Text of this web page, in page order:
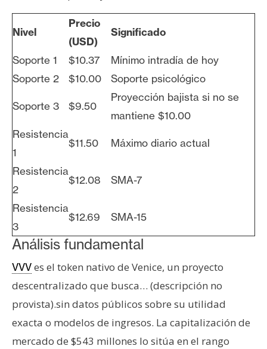
Nivel
Precio
(USD)
Significado
Soporte 1 $10.37
Mínimo intradía de hoy
Soporte 2
$10.00 Soporte psicológico
Soporte 3 $9.50
Proyección bajista si no se
mantiene $10.00
Resistencia
1
$11.50 Máximo diario actual
Resistencia
2
$12.08 SMA-7
Resistencia
3
$12.69 SMA-15
Análisis fundamental
VVVes el token nativo de Venice, un proyecto
descentralizado que busca… (descripción no
provista).sin datos públicos sobre su utilidad
exacta o modelos de ingresos. La capitalización de
mercado de $543 millones lo sitúa en el rango